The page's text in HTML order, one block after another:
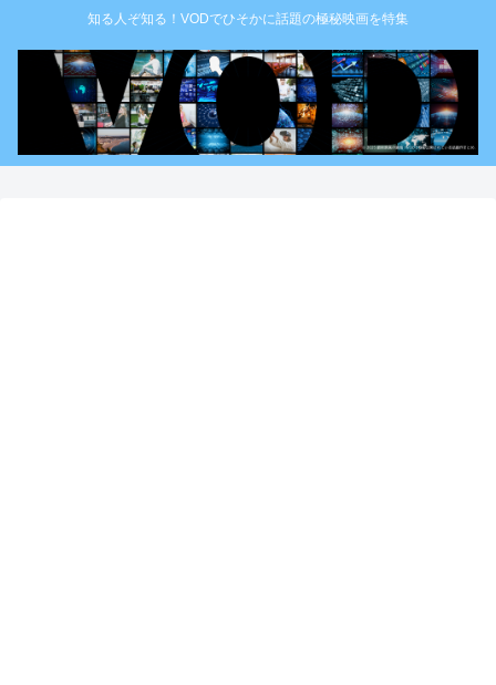
知る人ぞ知る！VODでひそかに話題の極秘映画を特集